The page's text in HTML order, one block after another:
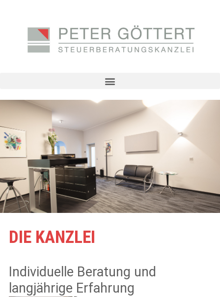
DIE KANZLEI
Individuelle Beratung und
langjährige Erfahrung